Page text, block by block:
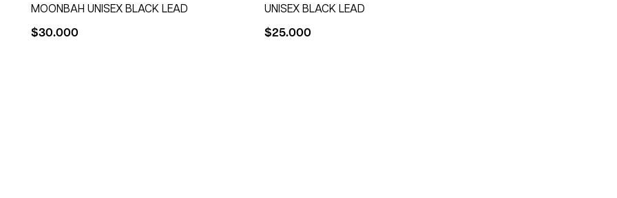
MOONBAH UNISEX BLACK LEAD
$30.000
UNISEX BLACK LEAD
$25.000